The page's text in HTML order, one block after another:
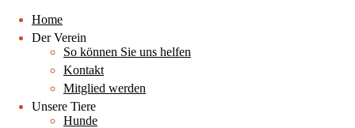
Home
Der Verein
So können Sie uns helfen
Kontakt
Mitglied werden
Unsere Tiere
Hunde